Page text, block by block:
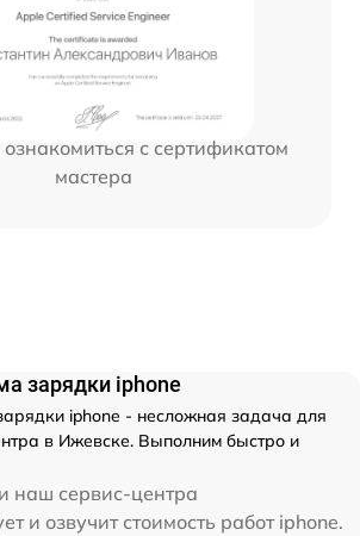
с сертификатом
мастера
зарядки iphone
iphone - несложная задача для
в Ижевске. Выполним быстро и
наш сервис-центра
и озвучит стоимость работ iphone.